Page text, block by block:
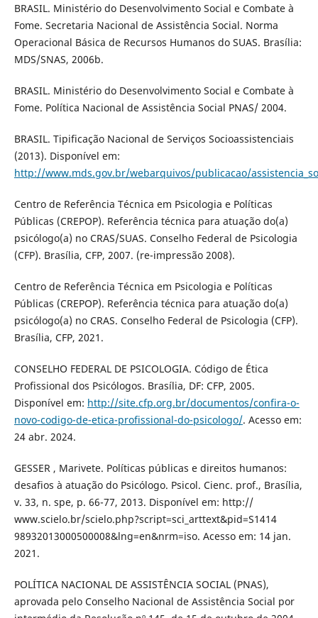
BRASIL. Ministério do Desenvolvimento Social e Combate à
Fome. Secretaria Nacional de Assistência Social. Norma
Operacional Básica de Recursos Humanos do SUAS. Brasília:
MDS/SNAS, 2006b.
BRASIL. Ministério do Desenvolvimento Social e Combate à
Fome. Política Nacional de Assistência Social PNAS/ 2004.
BRASIL. Tipificação Nacional de Serviços Socioassistenciais
(2013). Disponível em:
http://www.mds.gov.br/webarquivos/publicacao/
Centro de Referência Técnica em Psicologia e Políticas
Públicas (CREPOP). Referência técnica para atuação do(a)
psicólogo(a) no CRAS/SUAS. Conselho Federal de Psicologia
(CFP). Brasília, CFP, 2007. (re-impressão 2008).
Centro de Referência Técnica em Psicologia e Políticas
Públicas (CREPOP). Referência técnica para atuação do(a)
psicólogo(a) no CRAS. Conselho Federal de Psicologia (CFP).
Brasília, CFP, 2021.
CONSELHO FEDERAL DE PSICOLOGIA. Código de Ética
Profissional dos Psicólogos. Brasília, DF: CFP, 2005.
Disponível em: http://site.cfp.org.br/documentos/confira-o-
novo-codigo-de-etica-profissional-do-psicologo/. Acesso em:
24 abr. 2024.
GESSER , Marivete. Políticas públicas e direitos humanos:
desafios à atuação do Psicólogo. Psicol. Cienc. prof., Brasília,
v. 33, n. spe, p. 66-77, 2013. Disponível em: http://
www.scielo.br/scielo.php?script=sci_arttext&pid=S1414
98932013000500008&lng=en&nrm=iso. Acesso em: 14 jan.
2021.
POLÍTICA NACIONAL DE ASSISTÊNCIA SOCIAL (PNAS),
aprovada pelo Conselho Nacional de Assistência Social por